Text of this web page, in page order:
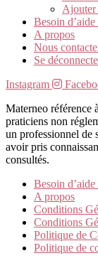
Ajouter
Besoin d’aide
A propos
Nous
Se
Instagram
Materneo référence
praticiens non
un professionnel de
avoir pris
consultés.
Besoin d’aide
A propos
Conditions
Conditions
Politique de
Politique de